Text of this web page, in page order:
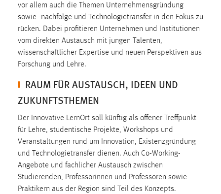
vor allem auch die Themen Unternehmensgründung
sowie -nachfolge und Technologietransfer in den Fokus zu
rücken. Dabei profitieren Unternehmen und Institutionen
vom direkten Austausch mit jungen Talenten,
wissenschaftlicher Expertise und neuen Perspektiven aus
Forschung und Lehre.
RAUM FÜR AUSTAUSCH, IDEEN UND
ZUKUNFTSTHEMEN
Der Innovative LernOrt soll künftig als offener Treffpunkt
für Lehre, studentische Projekte, Workshops und
Veranstaltungen rund um Innovation, Existenzgründung
und Technologietransfer dienen. Auch Co-Working-
Angebote und fachlicher Austausch zwischen
Studierenden, Professorinnen und Professoren sowie
Praktikern aus der Region sind Teil des Konzepts.
Sprachpräferenz
Name:
site-language-preference
Zweck:
Das Cookie speichert die gewählte Sprache der Website.
Cookie Laufzeit:
Chat
Name:
MibewSessionID, MIBEW_UserID, mibew_locale, mibew-
chat-frame-style-5e9dbeb1811c0446
Zweck:
Wird benötigt um die Chatfunktion nutzen zu können.